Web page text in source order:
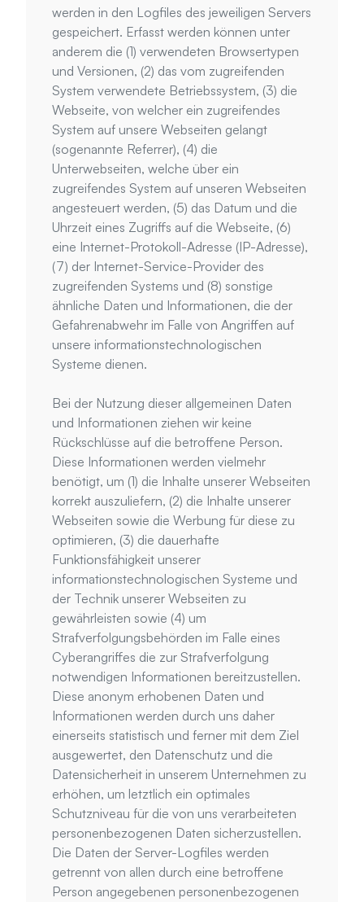
werden in den Logfiles des jeweiligen Servers
gespeichert. Erfasst werden können unter
anderem die (1) verwendeten Browsertypen
und Versionen, (2) das vom zugreifenden
System verwendete Betriebssystem, (3) die
Webseite, von welcher ein zugreifendes
System auf unsere Webseiten gelangt
(sogenannte Referrer), (4) die
Unterwebseiten, welche über ein
zugreifendes System auf unseren Webseiten
angesteuert werden, (5) das Datum und die
Uhrzeit eines Zugriffs auf die Webseite, (6)
eine Internet-Protokoll-Adresse (IP-Adresse),
(7) der Internet-Service-Provider des
zugreifenden Systems und (8) sonstige
ähnliche Daten und Informationen, die der
Gefahrenabwehr im Falle von Angriffen auf
unsere informationstechnologischen
Systeme dienen.
Bei der Nutzung dieser allgemeinen Daten
und Informationen ziehen wir keine
Rückschlüsse auf die betroffene Person.
Diese Informationen werden vielmehr
benötigt, um (1) die Inhalte unserer Webseiten
korrekt auszuliefern, (2) die Inhalte unserer
Webseiten sowie die Werbung für diese zu
optimieren, (3) die dauerhafte
Funktionsfähigkeit unserer
informationstechnologischen Systeme und
der Technik unserer Webseiten zu
gewährleisten sowie (4) um
Strafverfolgungsbehörden im Falle eines
Cyberangriffes die zur Strafverfolgung
notwendigen Informationen bereitzustellen.
Diese anonym erhobenen Daten und
Informationen werden durch uns daher
einerseits statistisch und ferner mit dem Ziel
ausgewertet, den Datenschutz und die
Datensicherheit in unserem Unternehmen zu
erhöhen, um letztlich ein optimales
Schutzniveau für die von uns verarbeiteten
personenbezogenen Daten sicherzustellen.
Die Daten der Server-Logfiles werden
getrennt von allen durch eine betroffene
Person angegebenen personenbezogenen